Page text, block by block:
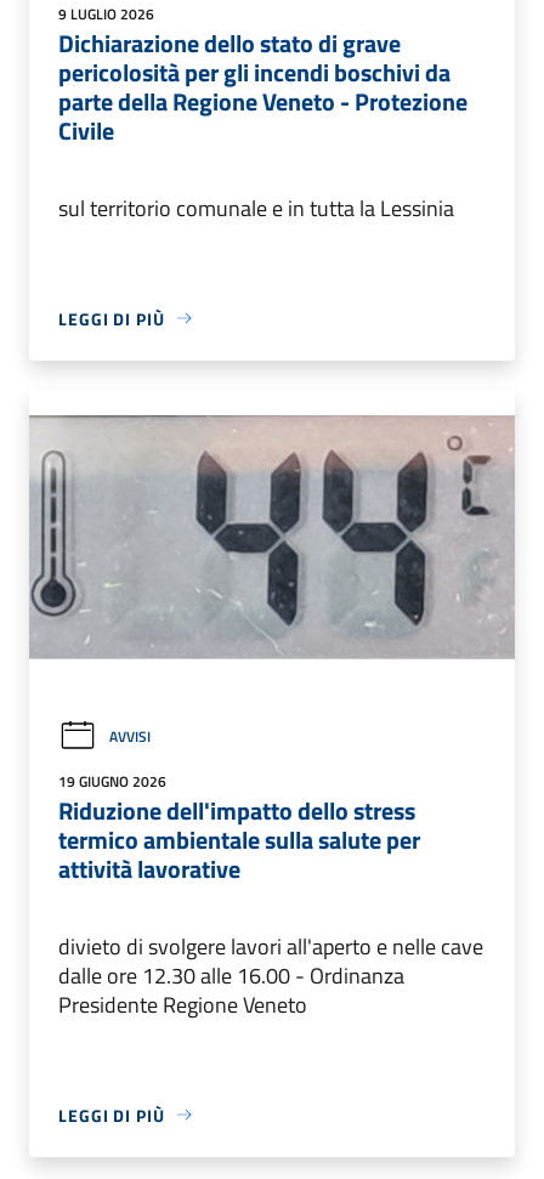
9 LUGLIO 2026
Dichiarazione dello stato di grave
pericolosità per gli incendi boschivi da
parte della Regione Veneto - Protezione
Civile
sul territorio comunale e in tutta la Lessinia
LEGGI DI PIÙ
AVVISI
19 GIUGNO 2026
Riduzione dell'impatto dello stress
termico ambientale sulla salute per
attività lavorative
divieto di svolgere lavori all'aperto e nelle cave
dalle ore 12.30 alle 16.00 - Ordinanza
Presidente Regione Veneto
LEGGI DI PIÙ